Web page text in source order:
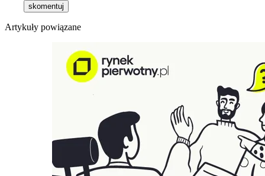
skomentuj
Artykuły powiązane